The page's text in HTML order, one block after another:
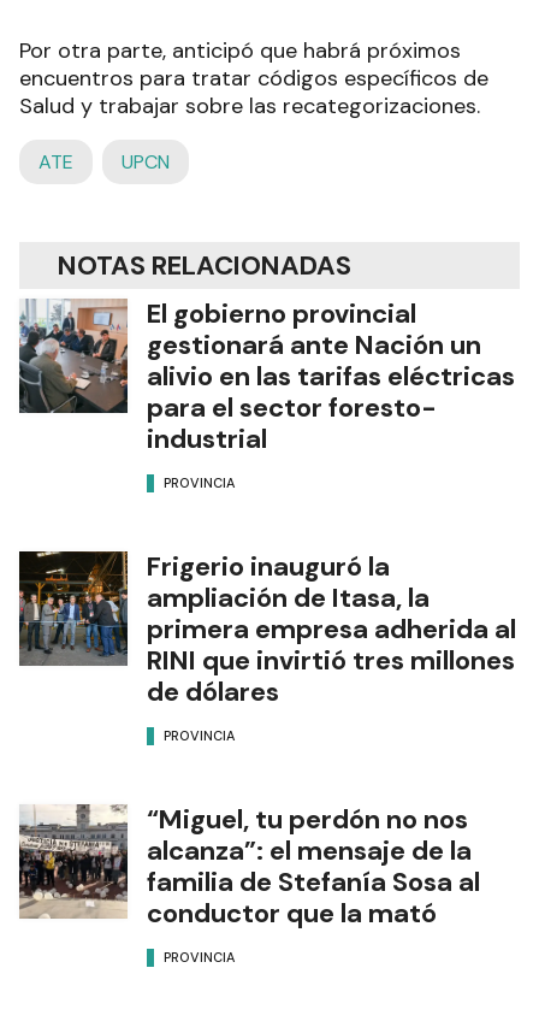
Por otra parte, anticipó que habrá próximos
encuentros para tratar códigos específicos de
Salud y trabajar sobre las recategorizaciones.
ATE UPCN
NOTAS RELACIONADAS
El gobierno provincial
gestionará ante Nación un
alivio en las tarifas eléctricas
para el sector foresto-
industrial
PROVINCIA
Frigerio inauguró la
ampliación de Itasa, la
primera empresa adherida al
RINI que invirtió tres millones
de dólares
PROVINCIA
“Miguel, tu perdón no nos
alcanza”: el mensaje de la
familia de Stefanía Sosa al
conductor que la mató
PROVINCIA